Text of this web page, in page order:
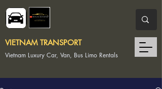
Vietnam Luxury Car, Van, Bus Limo Rentals
VIETNAM TRANSPORT